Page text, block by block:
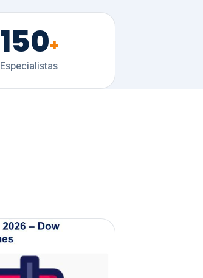
150+
Especialistas